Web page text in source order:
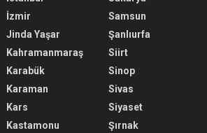
İzmir
Jinda Yaşar
Kahramanmaraş
Karabük
Karaman
Kars
Kastamonu
Samsun
Şanlıurfa
Siirt
Sinop
Sivas
Siyaset
Şırnak